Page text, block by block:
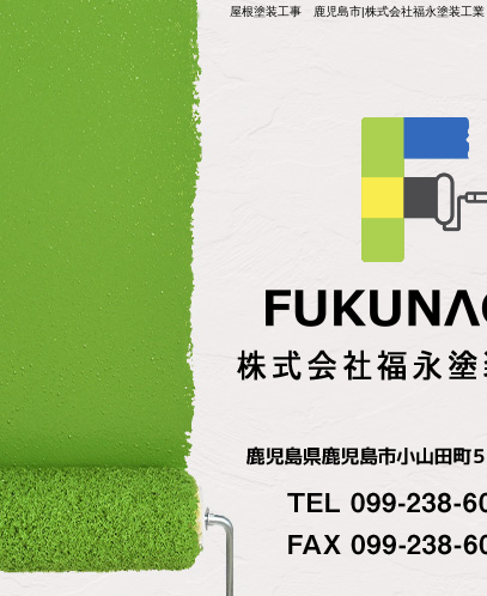
屋根塗装工事 鹿児島市|株式会社福永塗装工業